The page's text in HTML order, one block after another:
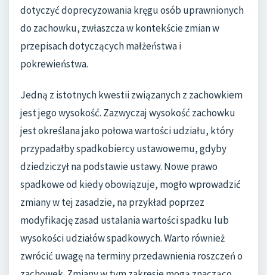
dotyczyć doprecyzowania kręgu osób uprawnionych
do zachowku, zwłaszcza w kontekście zmian w
przepisach dotyczących małżeństwa i
pokrewieństwa.
Jedną z istotnych kwestii związanych z zachowkiem
jest jego wysokość. Zazwyczaj wysokość zachowku
jest określana jako połowa wartości udziału, który
przypadałby spadkobiercy ustawowemu, gdyby
dziedziczył na podstawie ustawy. Nowe prawo
spadkowe od kiedy obowiązuje, mogło wprowadzić
zmiany w tej zasadzie, na przykład poprzez
modyfikację zasad ustalania wartości spadku lub
wysokości udziałów spadkowych. Warto również
zwrócić uwagę na terminy przedawnienia roszczeń o